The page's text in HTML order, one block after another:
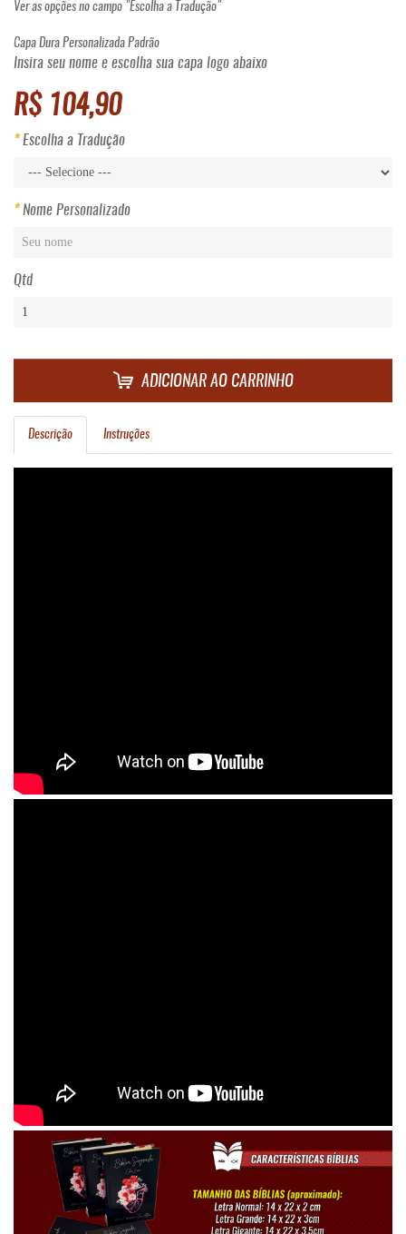
Ver as opções no campo "Escolha a Tradução"
Capa Dura Personalizada Padrão
Insira seu nome e escolha sua capa logo abaixo
R$ 104,90
Escolha a Tradução
Nome Personalizado
Qtd
ADICIONAR AO CARRINHO
Descrição Instruções